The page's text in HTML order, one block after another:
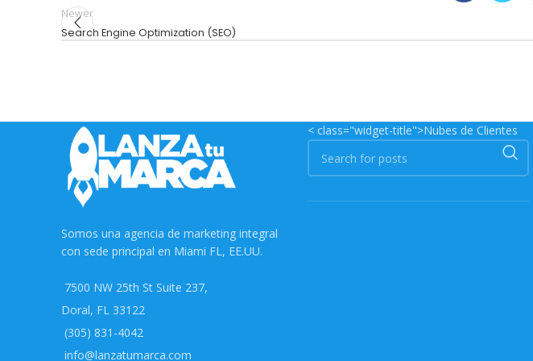
Newer
Search Engine Optimization (SEO)
Somos una agencia de marketing integral
con sede principal en Miami FL, EE.UU.
7500 NW 25th St Suite 237,
Doral, FL 33122
(305) 831-4042
info@lanzatumarca.com
< class="widget-title">Nubes de Clientes